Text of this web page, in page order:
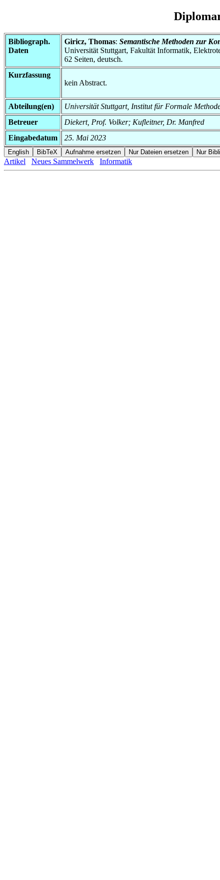
Bibliograph.
Daten
Giricz, Thomas: Semantische Methoden zur
Universität Stuttgart, Fakultät Informatik,
62 Seiten, deutsch.
Kurzfassung
kein Abstract.
Abteilung(en)
Universität Stuttgart, Institut für Formale
Betreuer
Diekert, Prof. Volker; Kufleitner, Dr. Manfred
Eingabedatum
25. Mai 2023
Artikel Neues Sammelwerk Informatik